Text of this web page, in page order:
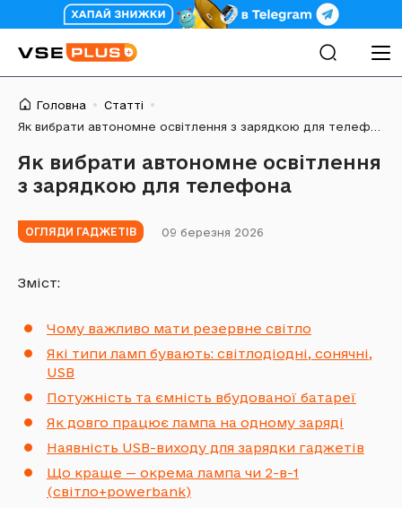
Головна
Статті
Як вибрати автономне освітлення
з зарядкою для телефона
ОГЛЯДИ ГАДЖЕТІВ 09 березня 2026
Зміст:
Чому важливо мати резервне світло
Які типи ламп бувають: світлодіодні, сонячні,
USB
Потужність та ємність вбудованої батареї
Як довго працює лампа на одному заряді
Наявність USB-виходу для зарядки гаджетів
Що краще — окрема лампа чи 2-в-1
(світло+powerbank)